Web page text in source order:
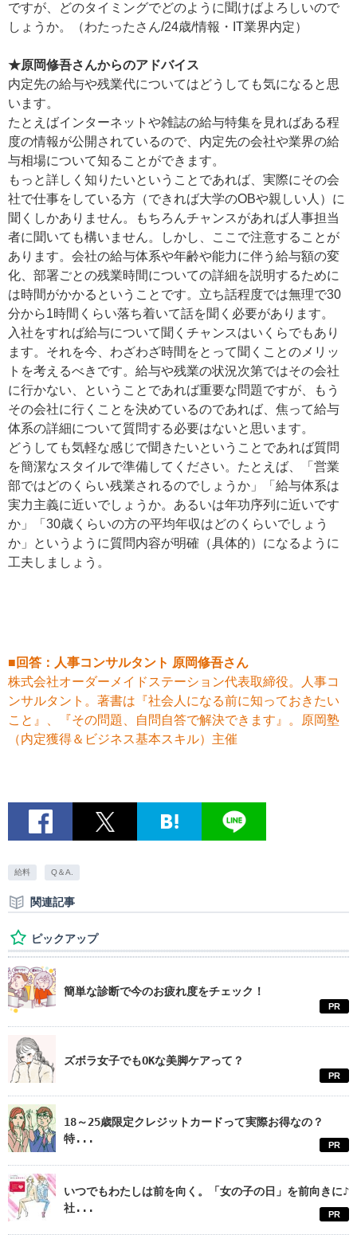
ですが、どのタイミングでどのように聞けばよろしいので
しょうか。（わたったさん/24歳/情報・IT業界内定）
★原岡修吾さんからのアドバイス
内定先の給与や残業代についてはどうしても気になると思
います。
たとえばインターネットや雑誌の給与特集を見ればある程
度の情報が公開されているので、内定先の会社や業界の給
与相場について知ることができます。
もっと詳しく知りたいということであれば、実際にその会
社で仕事をしている方（できれば大学のOBや親しい人）に
聞くしかありません。もちろんチャンスがあれば人事担当
者に聞いても構いません。しかし、ここで注意することが
あります。会社の給与体系や年齢や能力に伴う給与額の変
化、部署ごとの残業時間についての詳細を説明するために
は時間がかかるということです。立ち話程度では無理で30
分から1時間くらい落ち着いて話を聞く必要があります。
入社をすれば給与について聞くチャンスはいくらでもあり
ます。それを今、わざわざ時間をとって聞くことのメリッ
トを考えるべきです。給与や残業の状況次第ではその会社
に行かない、ということであれば重要な問題ですが、もう
その会社に行くことを決めているのであれば、焦って給与
体系の詳細について質問する必要はないと思います。
どうしても気軽な感じで聞きたいということであれば質問
を簡潔なスタイルで準備してください。たとえば、「営業
部ではどのくらい残業されるのでしょうか」「給与体系は
実力主義に近いでしょうか。あるいは年功序列に近いです
か」「30歳くらいの方の平均年収はどのくらいでしょう
か」というように質問内容が明確（具体的）になるように
工夫しましょう。
■回答：人事コンサルタント 原岡修吾さん
株式会社オーダーメイドステーション代表取締役。人事コ
ンサルタント。著書は『社会人になる前に知っておきたい
こと』、『その問題、自問自答で解決できます』。原岡塾
（内定獲得＆ビジネス基本スキル）主催
給料 Q＆A.
関連記事
ピックアップ
簡単な診断で今のお疲れ度をチェック！
PR
ズボラ女子でもOKな美脚ケアって？
PR
18～25歳限定クレジットカードって実際お得なの？
特...
PR
いつでもわたしは前を向く。「女の子の日」を前向きに♪
社...
PR